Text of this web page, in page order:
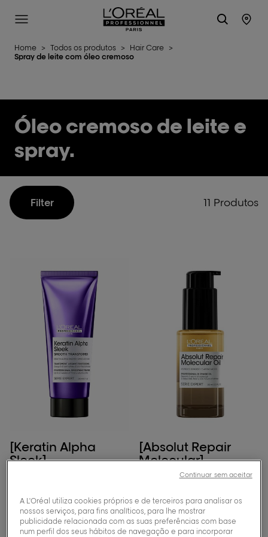
L'Oréal Professionnel Paris
Site Menu
Home > Todos os produtos > Hair Care >
Spray de leite com óleo cremoso
Óleo cremoso de leite e
spray.
Filter 11 Produtos
[Keratin Alpha
Sleek]
antifrizz Smooth
Transformer
Transforma o cabelo:
[Absolut Repair
Molecular]
Óleo bifásico
cabelo danificado
Agite para brilhar.
Reconstrói a estrutura
A L'Oréal utiliza cookies próprios e de terceiros para analisar os
nossos serviços, para fins analíticos, para lhe mostrar
publicidade relacionada com as suas preferências com base
num perfil dos seus hábitos de navegação e para incorporar
Continuar sem aceitar